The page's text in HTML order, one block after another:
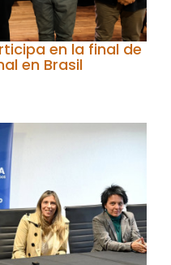
en la final de
en Brasil